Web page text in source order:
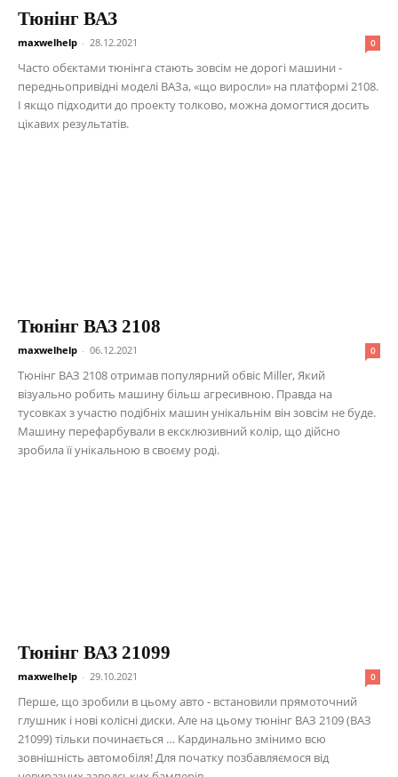
Тюнінг ВАЗ
maxwelhelp - 28.12.2021 0
Часто обєктами тюнінга стають зовсім не дорогі машини -
передньопривідні моделі ВАЗа, «що виросли» на платформі 2108.
І якщо підходити до проекту толково, можна домогтися досить
цікавих результатів.
Тюнінг ВАЗ 2108
maxwelhelp - 06.12.2021 0
Тюнінг ВАЗ 2108 отримав популярний обвіс Miller, Який
візуально робить машину більш агресивною. Правда на
тусовках з участю подібніх машин унікальнім він зовсім не буде.
Машину перефарбували в ексклюзивний колір, що дійсно
зробила її унікальною в своєму роді.
Тюнінг ВАЗ 21099
maxwelhelp - 29.10.2021 0
Перше, що зробили в цьому авто - встановили прямоточний
глушник і нові колісні диски. Але на цьому тюнінг ВАЗ 2109 (ВАЗ
21099) тільки починається … Кардинально змінимо всю
зовнішність автомобіля! Для початку позбавляємося від